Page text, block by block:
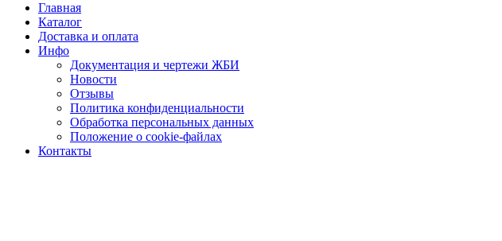
Главная
Каталог
Доставка и оплата
Инфо
Документация и чертежи ЖБИ
Новости
Отзывы
Политика конфиденциальности
Обработка персональных данных
Положение о cookie-файлах
Контакты